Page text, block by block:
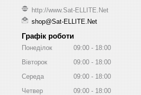
http://www.Sat-ELLITE.Net
shop@Sat-ELLITE.Net
Графік роботи
Понеділок 09:00
18:00
Вівторок
09:00
18:00
Середа
09:00
18:00
Четвер
09:00
18:00